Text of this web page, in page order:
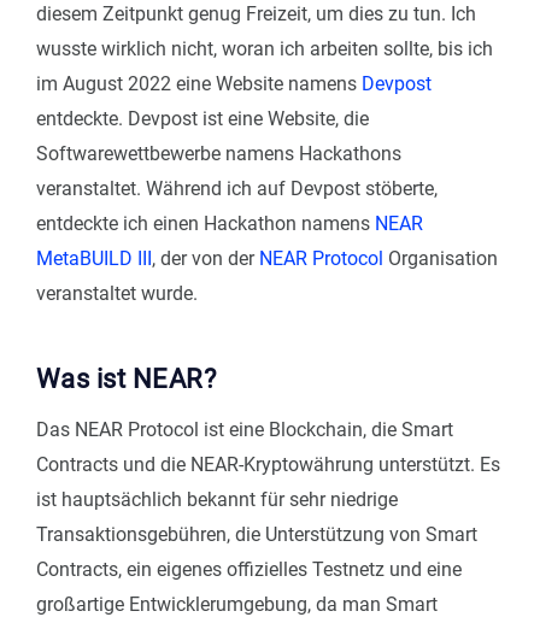
diesem Zeitpunkt genug Freizeit, um dies zu tun. Ich
wusste wirklich nicht, woran ich arbeiten sollte, bis ich
im August 2022 eine Website namens Devpost
entdeckte. Devpost ist eine Website, die
Softwarewettbewerbe namens Hackathons
veranstaltet. Während ich auf Devpost stöberte,
entdeckte ich einen Hackathon namens NEAR
MetaBUILD III, der von der NEAR Protocol Organisation
veranstaltet wurde.
Was ist NEAR?
Das NEAR Protocol ist eine Blockchain, die Smart
Contracts und die NEAR-Kryptowährung unterstützt. Es
ist hauptsächlich bekannt für sehr niedrige
Transaktionsgebühren, die Unterstützung von Smart
Contracts, ein eigenes offizielles Testnetz und eine
großartige Entwicklerumgebung, da man Smart